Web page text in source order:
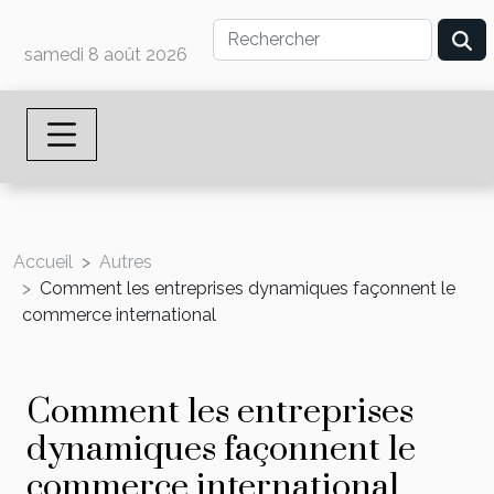
samedi 8 août 2026
Accueil
Autres
Comment les entreprises dynamiques façonnent le
commerce international
Comment les entreprises
dynamiques façonnent le